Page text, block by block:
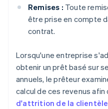
Remises : Toute
être prise en compte
contrat.
Lorsqu'une entreprise
obtenir un prêt basé sur
annuels, le prêteur
calcul de ces revenus afin
d'attrition de la clientèle